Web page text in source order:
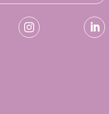
ZLB
Instagram